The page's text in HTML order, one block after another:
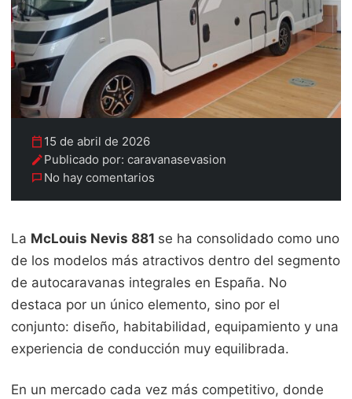
15 de abril de 2026
Publicado por: caravanasevasion
No hay comentarios
La McLouis Nevis 881 se ha consolidado como uno
de los modelos más atractivos dentro del segmento
de autocaravanas integrales en España. No
destaca por un único elemento, sino por el
conjunto: diseño, habitabilidad, equipamiento y una
experiencia de conducción muy equilibrada.
En un mercado cada vez más competitivo, donde